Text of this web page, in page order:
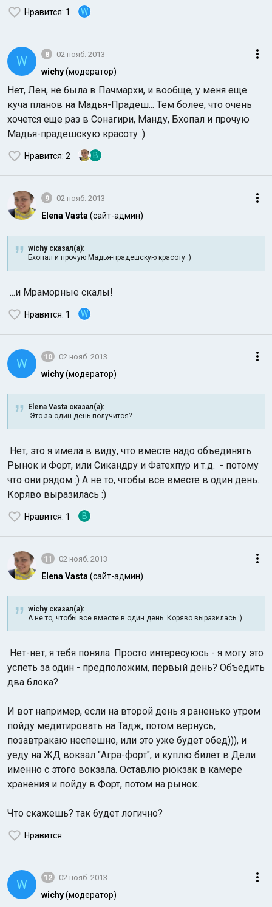
Нравится: 1 W
W 8 02 нояб. 2013
wichy(модератор)
Нет, Лен, не была в Пачмархи, и вообще, у меня еще
куча планов на Мадья-Прадеш... Тем более, что очень
хочется еще раз в Сонагири, Манду, Бхопал и прочую
Мадья-прадешскую красоту :)
Нравится: 2 В
9 02 нояб. 2013
Elena Vasta (сайт-админ)
wichy сказал(а):
Бхопал и прочую Мадья-прадешскую красоту :)
...и Мраморные скалы!
Нравится: 1 W
W 10 02 нояб. 2013
wichy(модератор)
Elena Vasta сказал(а):
Это за один день получится?
Нет, это я имела в виду, что вместе надо объединять
Рынок и Форт, или Сикандру и Фатехпур и т.д. - потому
что они рядом :) А не то, чтобы все вместе в один день.
Коряво выразилась :)
Нравится: 1 В
11 02 нояб. 2013
Elena Vasta (сайт-админ)
wichy сказал(а):
А не то, чтобы все вместе в один день. Коряво выразилась :)
Нет-нет, я тебя поняла. Просто интересуюсь - я могу это
успеть за один - предположим, первый день? Объедить
два блока?
И вот например, если на второй день я раненько утром
пойду медитировать на Тадж, потом вернусь,
позавтракаю неспешно, или это уже будет обед))), и
уеду на ЖД вокзал "Агра-форт", и куплю билет в Дели
именно с этого вокзала. Оставлю рюкзак в камере
хранения и пойду в Форт, потом на рынок.
Что скажешь? так будет логично?
Нравится
W 12 02 нояб. 2013
wichy(модератор)